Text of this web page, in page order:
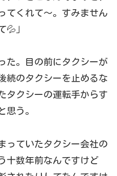
てくれて～。すみません
💦」
た。目の前にタクシーが
続のタクシーを止めるな
タクシーの運転手からす
思う。
っていたタクシー会社の
十数年前なんですけど